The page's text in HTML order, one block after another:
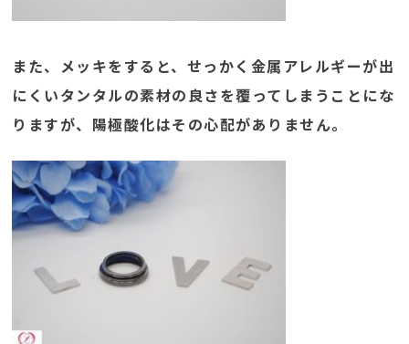
また、メッキをすると、せっかく金属アレルギーが出
にくいタンタルの素材の良さを覆ってしまうことにな
りますが、陽極酸化はその心配がありません。